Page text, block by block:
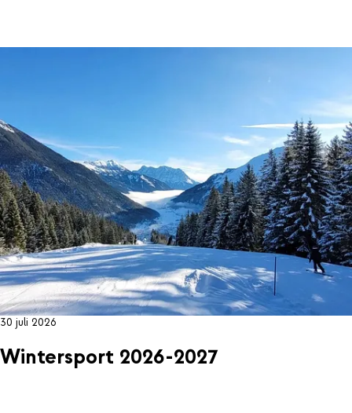
30 juli 2026
Wintersport 2026-2027